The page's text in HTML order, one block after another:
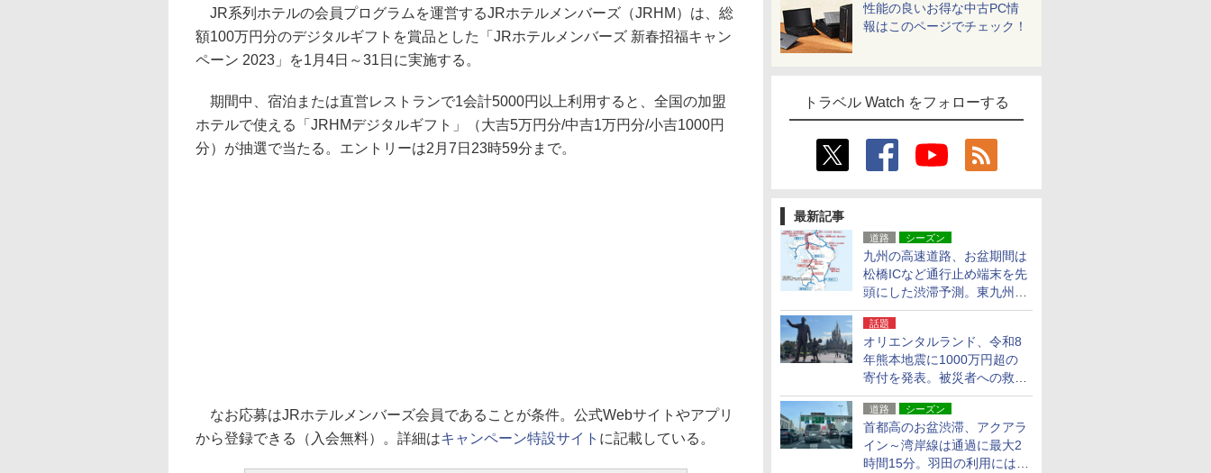
性能の良いお得な中古PC情
報はこのページでチェック！
トラベル Watch をフォローする
最新記事
道路 シーズン
九州の高速道路、お盆期間は
松橋ICなど通行止め端末を先
頭にした渋滞予測。東九州道
への迂回は料金調整を実施
話題
オリエンタルランド、令和8
年熊本地震に1000万円超の
寄付を発表。被災者への救援
活動・復旧支援
道路 シーズン
首都高のお盆渋滞、アクアラ
イン～湾岸線は通過に最大2
時間15分。羽田の利用には
JR系列ホテルの会員プログラムを運営するJRホテルメンバーズ（JRHM）は、総
額100万円分のデジタルギフトを賞品とした「JRホテルメンバーズ 新春招福キャン
ペーン 2023」を1月4日～31日に実施する。
期間中、宿泊または直営レストランで1会計5000円以上利用すると、全国の加盟
ホテルで使える「JRHMデジタルギフト」（大吉5万円分/中吉1万円分/小吉1000円
分）が抽選で当たる。エントリーは2月7日23時59分まで。
なお応募はJRホテルメンバーズ会員であることが条件。公式Webサイトやアプリ
から登録できる（入会無料）。詳細はキャンペーン特設サイト に記載している。